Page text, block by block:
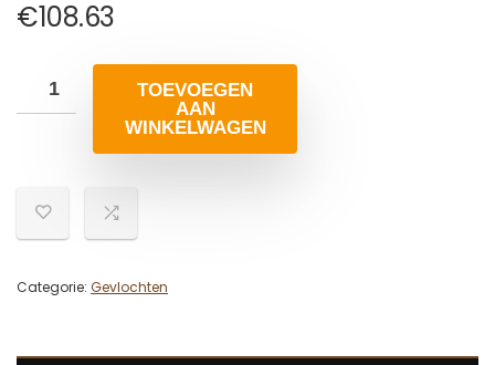
€108.63
TOEVOEGEN
AAN
WINKELWAGEN
Categorie: Gevlochten